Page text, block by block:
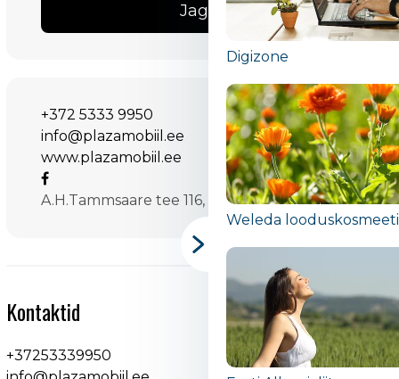
Jaga
+372 5333 9950
info@plazamobiil.ee
www.plazamobiil.ee
A.H.Tammsaare tee 116, Tallinn
Kontaktid
+37253339950
Red Castle Estonia
Digizone
Weleda